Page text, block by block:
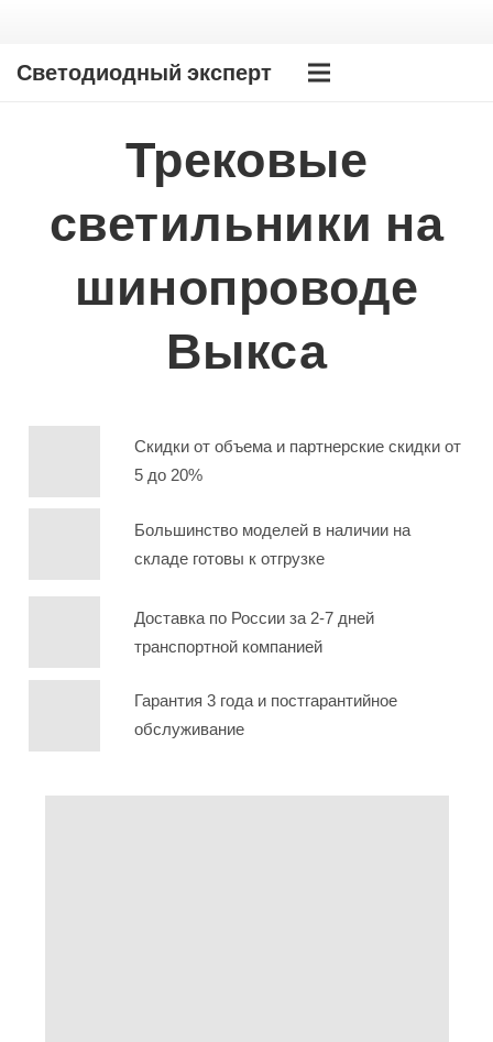
Светодиодный эксперт
Трековые
светильники на
шинопроводе
Выкса
Скидки от объема и партнерские скидки от
5 до 20%
Большинство моделей в наличии на
складе готовы к отгрузке
Доставка по России за 2-7 дней
транспортной компанией
Гарантия 3 года и постгарантийное
обслуживание